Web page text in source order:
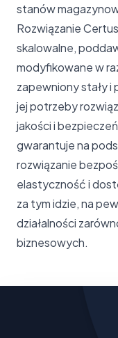
stanów
Rozwiązanie
skalowalne,
modyfikowane w
zapewniony stały
jej potrzeby
jakości i
gwarantuje na
rozwiązanie
elastyczność i
za tym idzie, na
działalności
biznesowych.